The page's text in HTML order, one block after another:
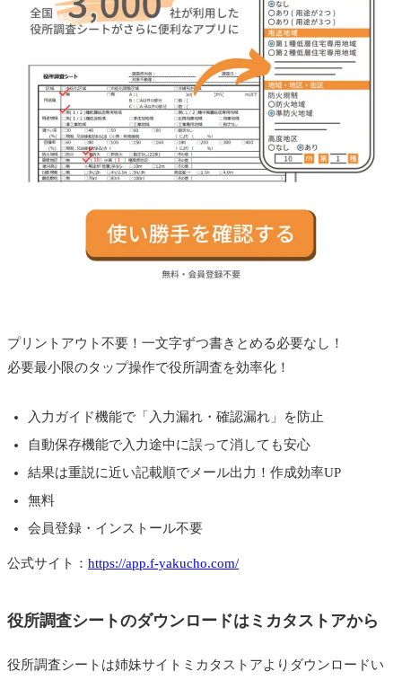
プリントアウト不要！一文字ずつ書きとめる必要なし！
必要最小限のタップ操作で役所調査を効率化！
入力ガイド機能で「入力漏れ・確認漏れ」を防止
自動保存機能で入力途中に誤って消しても安心
結果は重説に近い記載順でメール出力！作成効率UP
無料
会員登録・インストール不要
公式サイト： https://app.f-yakucho.com/
役所調査シートのダウンロードはミカタストアから
役所調査シートは姉妹サイトミカタストアよりダウンロードい